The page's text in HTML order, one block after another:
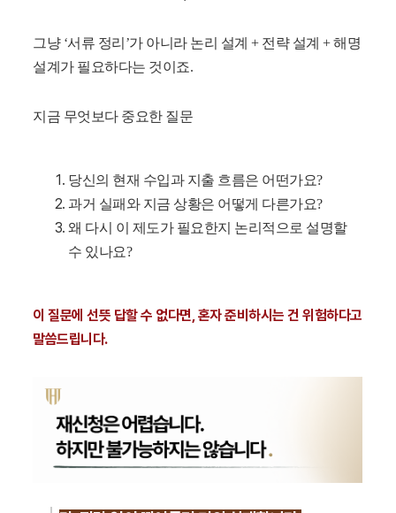
그냥 ‘서류 정리’가 아니라 논리 설계 + 전략 설계 + 해명
설계가 필요하다는 것이죠.
지금 무엇보다 중요한 질문
당신의 현재 수입과 지출 흐름은 어떤가요?
과거 실패와 지금 상황은 어떻게 다른가요?
왜 다시 이 제도가 필요한지 논리적으로 설명할
수 있나요?
이 질문에 선뜻 답할 수 없다면, 혼자 준비하시는 건 위험하다고
말씀드립니다.